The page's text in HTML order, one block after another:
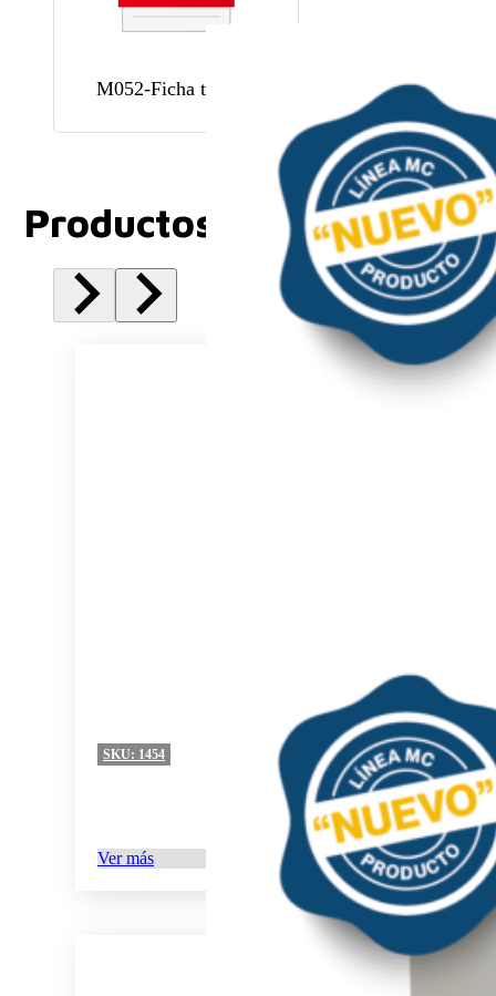
M052-Ficha técnica
Productos Relacionados
SKU: 1454
Ver más